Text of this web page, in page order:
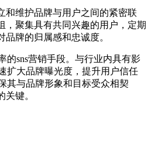
维护品牌与用户之间的紧密联
，聚集具有共同兴趣的用户，定期
牌的归属感和忠诚度。
sns营销手段。与行业内具有影
扩大品牌曝光度，提升用户信任
其与品牌形象和目标受众相契
键。